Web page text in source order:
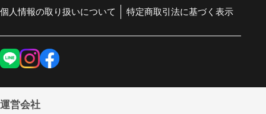
個人情報の取り扱いについて 特定商取引法に基づく表示
運営会社